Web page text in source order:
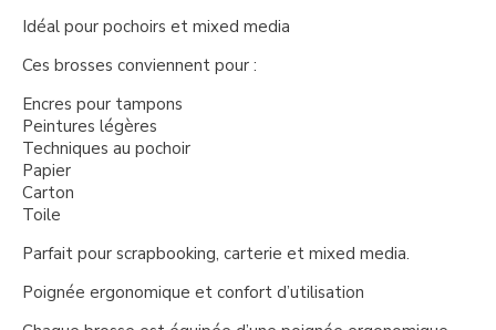
Idéal pour pochoirs et mixed media
Ces brosses conviennent pour :
Encres pour tampons
Peintures légères
Techniques au pochoir
Papier
Carton
Toile
Parfait pour scrapbooking, carterie et mixed media.
Poignée ergonomique et confort d’utilisation